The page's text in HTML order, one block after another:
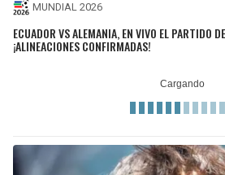
MUNDIAL 2026
ECUADOR VS ALEMANIA, EN VIVO EL PARTIDO
¡ALINEACIONES CONFIRMADAS!